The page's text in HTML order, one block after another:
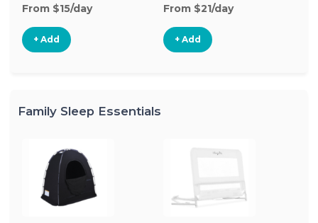
From $15/day
+ Add
From $21/day
+ Add
Family Sleep Essentials